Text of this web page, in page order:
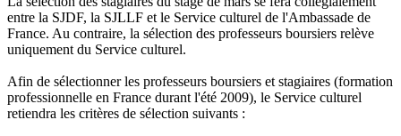
entre la SJDF, la SJLLF et le Service culturel de l'Ambassade de
France. Au contraire, la sélection des professeurs boursiers relève
uniquement du Service culturel.
Afin de sélectionner les professeurs boursiers et stagiaires (formation
professionnelle en France durant l'été 2009), le Service culturel
retiendra les critères de sélection suivants :